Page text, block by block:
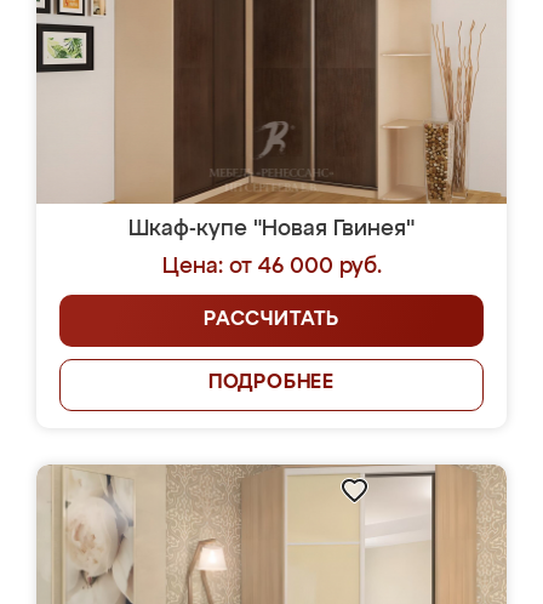
Шкаф-купе "Новая Гвинея"
Цена: от 46 000 руб.
РАССЧИТАТЬ
ПОДРОБНЕЕ